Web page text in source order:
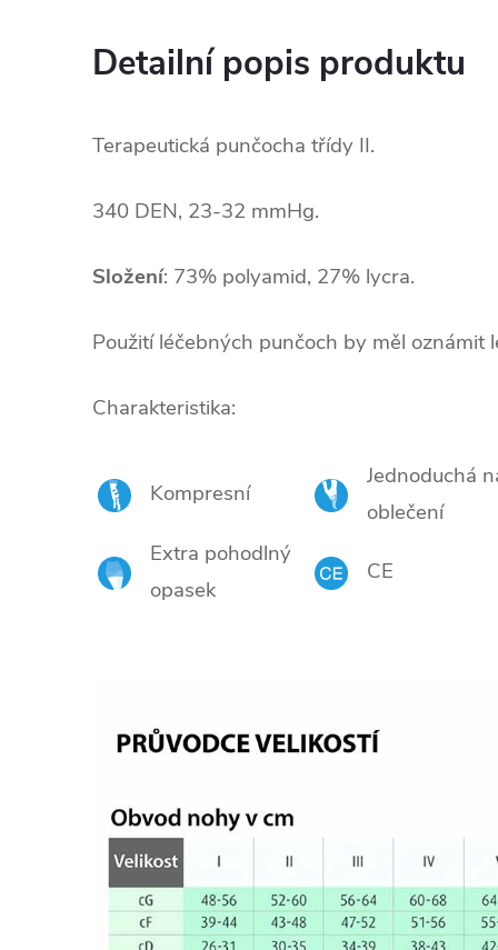
Detailní popis produktu
Terapeutická punčocha třídy II.
340 DEN, 23-32 mmHg.
Složení: 73% polyamid, 27% lycra.
Použití léčebných punčoch by měl oznámit
Charakteristika:
Kompresní
Jednoduchá
oblečení
Extra pohodlný
opasek
CE